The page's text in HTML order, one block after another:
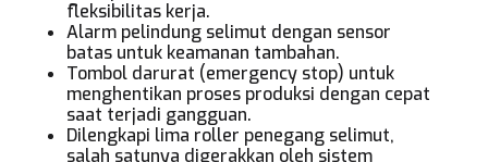
fleksibilitas kerja.
Alarm pelindung selimut dengan sensor
batas untuk keamanan tambahan.
Tombol darurat (emergency stop) untuk
menghentikan proses produksi dengan cepat
saat terjadi gangguan.
Dilengkapi lima roller penegang selimut,
salah satunya digerakkan oleh sistem